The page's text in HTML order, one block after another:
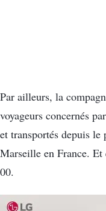
Par ailleurs, la
voyageurs concernés
et transportés depuis le
Marseille en France. Et
00.